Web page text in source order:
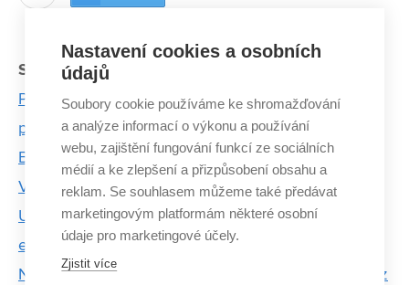
Související články:
Parkinsonovu nemoc pomůže odhalit i řeč nebo
písmo
Bolesti čelistí pomůže řešit unikátní software
V laboratořích BDALab analyzují nemoci mozku
Unikátní systém umí včas varovat před požárem v
elektrárnách
Nedostatek žen v technických oborech řeší studie z
Nastavení cookies a osobních
údajů
Soubory cookie používáme ke shromažďování
a analýze informací o výkonu a používání
webu, zajištění fungování funkcí ze sociálních
médií a ke zlepšení a přizpůsobení obsahu a
reklam. Se souhlasem můžeme také předávat
marketingovým platformám některé osobní
údaje pro marketingové účely.
Zjistit více